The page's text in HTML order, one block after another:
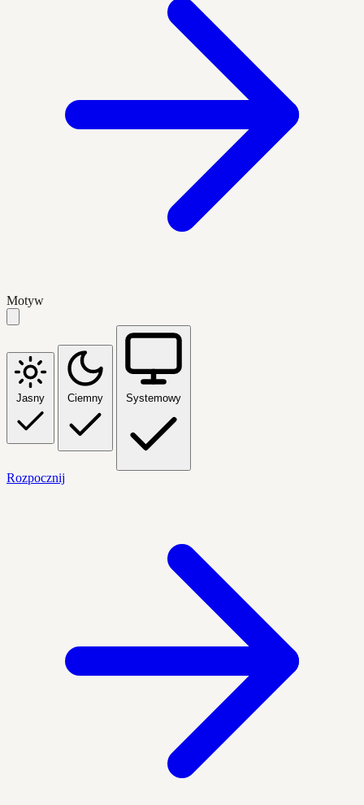
Motyw
Jasny Ciemny Systemowy
Rozpocznij